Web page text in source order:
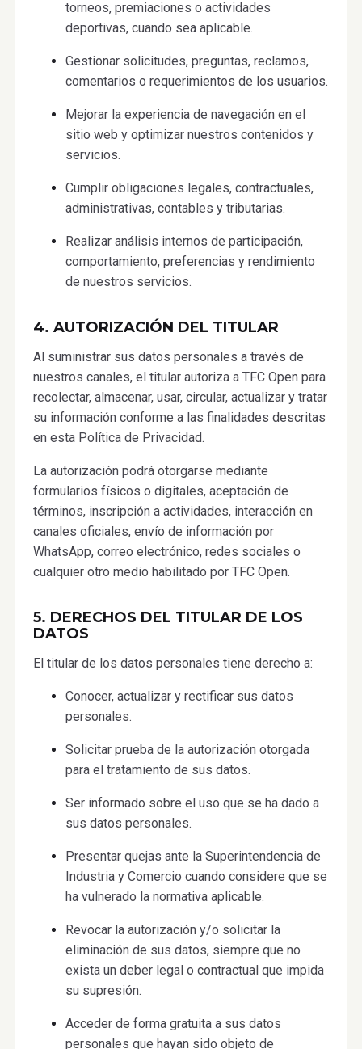
torneos, premiaciones o actividades
deportivas, cuando sea aplicable.
Gestionar solicitudes, preguntas, reclamos,
comentarios o requerimientos de los usuarios.
Mejorar la experiencia de navegación en el
sitio web y optimizar nuestros contenidos y
servicios.
Cumplir obligaciones legales, contractuales,
administrativas, contables y tributarias.
Realizar análisis internos de participación,
comportamiento, preferencias y rendimiento
de nuestros servicios.
4. AUTORIZACIÓN DEL TITULAR
Al suministrar sus datos personales a través de
nuestros canales, el titular autoriza a TFC Open para
recolectar, almacenar, usar, circular, actualizar y tratar
su información conforme a las finalidades descritas
en esta Política de Privacidad.
La autorización podrá otorgarse mediante
formularios físicos o digitales, aceptación de
términos, inscripción a actividades, interacción en
canales oficiales, envío de información por
WhatsApp, correo electrónico, redes sociales o
cualquier otro medio habilitado por TFC Open.
5. DERECHOS DEL TITULAR DE LOS
DATOS
El titular de los datos personales tiene derecho a:
Conocer, actualizar y rectificar sus datos
personales.
Solicitar prueba de la autorización otorgada
para el tratamiento de sus datos.
Ser informado sobre el uso que se ha dado a
sus datos personales.
Presentar quejas ante la Superintendencia de
Industria y Comercio cuando considere que se
ha vulnerado la normativa aplicable.
Revocar la autorización y/o solicitar la
eliminación de sus datos, siempre que no
exista un deber legal o contractual que impida
su supresión.
Acceder de forma gratuita a sus datos
personales que hayan sido objeto de